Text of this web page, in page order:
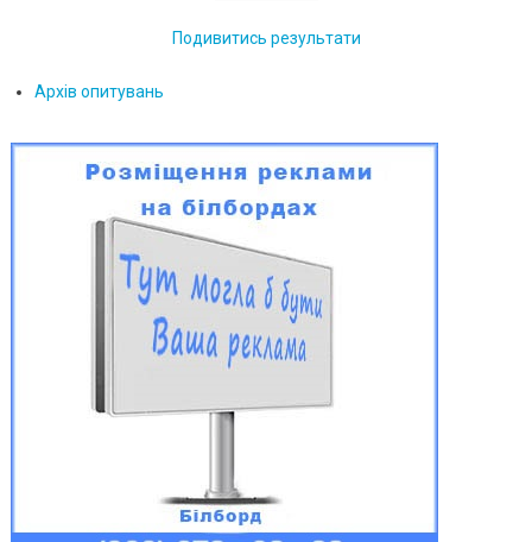
Подивитись результати
Архів опитувань